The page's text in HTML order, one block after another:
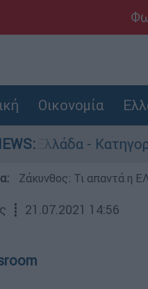
Οικονομία
Κατηγορείται και
Ζάκυνθος: Τι απαντά η
┋ 21.07.2021 14:56